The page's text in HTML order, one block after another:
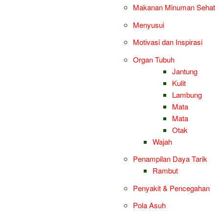
Makanan Minuman Sehat
Menyusui
Motivasi dan Inspirasi
Organ Tubuh
Jantung
Kulit
Lambung
Mata
Mata
Otak
Wajah
Penampilan Daya Tarik
Rambut
Penyakit & Pencegahan
Pola Asuh